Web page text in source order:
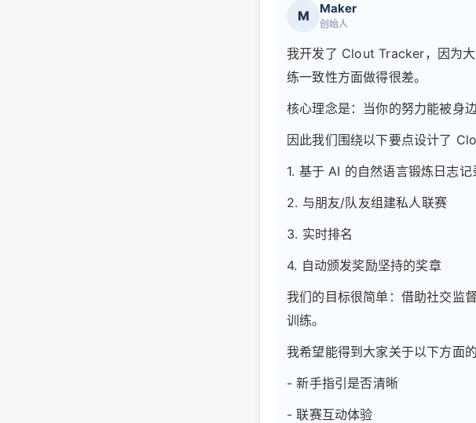
M Maker
创始人
我开发了 Clout Tracker，因为
练一致性方面做得很差。
核心理念是：当你的努力能被身
因此我们围绕以下要点设计了
1. 基于 AI 的自然语言锻炼日志记
2. 与朋友/队友组建私人联赛
3. 实时排名
4. 自动颁发奖励坚持的奖章
我们的目标很简单：借助社交监
训练。
我希望能得到大家关于以下方面的
- 新手指引是否清晰
- 联赛互动体验